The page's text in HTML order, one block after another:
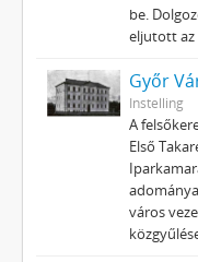
be.
eljutott az
Instelling
A
Első
város